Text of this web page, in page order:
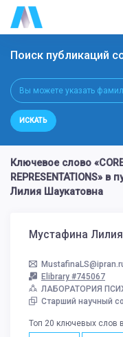
Поиск публикаций
ИСКАТЬ
Ключевое слово
REPRESENTATIONS»
Лилия Шаукатовна
Мустафина
Elibrary #745067
ЛАБОРАТОРИЯ
Старший научный
Топ 20 ключевых слов